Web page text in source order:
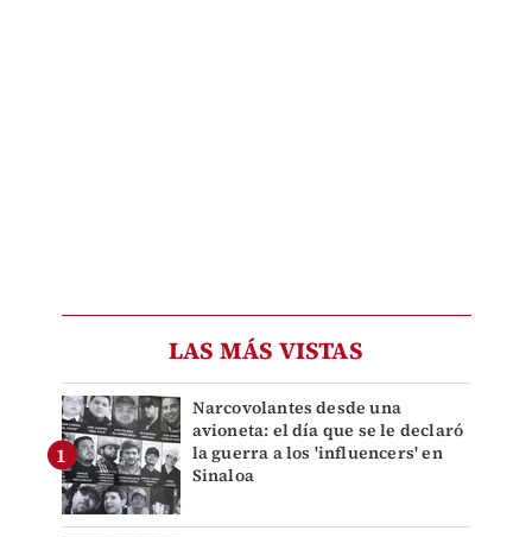
LAS MÁS VISTAS
Narcovolantes desde una
avioneta: el día que se le declaró
la guerra a los 'influencers' en
Sinaloa